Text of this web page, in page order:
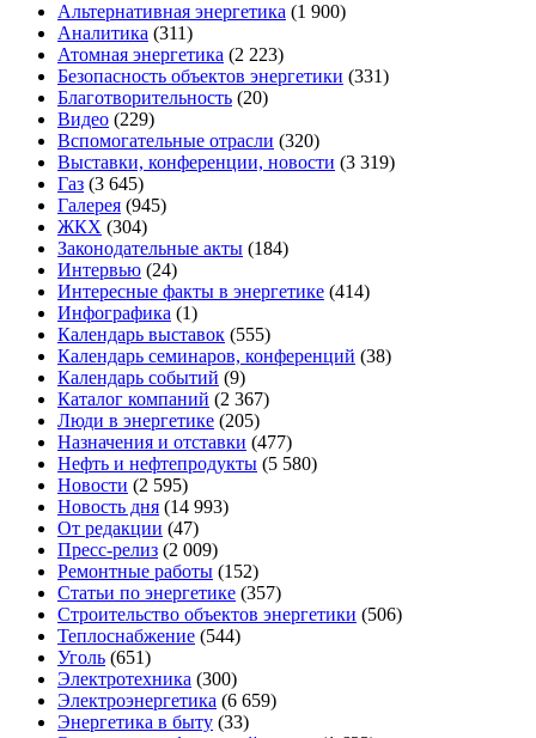
Альтернативная энергетика (1 900)
Аналитика (311)
Атомная энергетика (2 223)
Безопасность объектов энергетики (331)
Благотворительность (20)
Видео (229)
Вспомогательные отрасли (320)
Выставки, конференции, новости (3 319)
Газ (3 645)
Галерея (945)
ЖКХ (304)
Законодательные акты (184)
Интервью (24)
Интересные факты в энергетике (414)
Инфографика (1)
Календарь выставок (555)
Календарь семинаров, конференций (38)
Календарь событий (9)
Каталог компаний (2 367)
Люди в энергетике (205)
Назначения и отставки (477)
Нефть и нефтепродукты (5 580)
Новости (2 595)
Новость дня (14 993)
От редакции (47)
Пресс-релиз (2 009)
Ремонтные работы (152)
Статьи по энергетике (357)
Строительство объектов энергетики (506)
Теплоснабжение (544)
Уголь (651)
Электротехника (300)
Электроэнергетика (6 659)
Энергетика в быту (33)